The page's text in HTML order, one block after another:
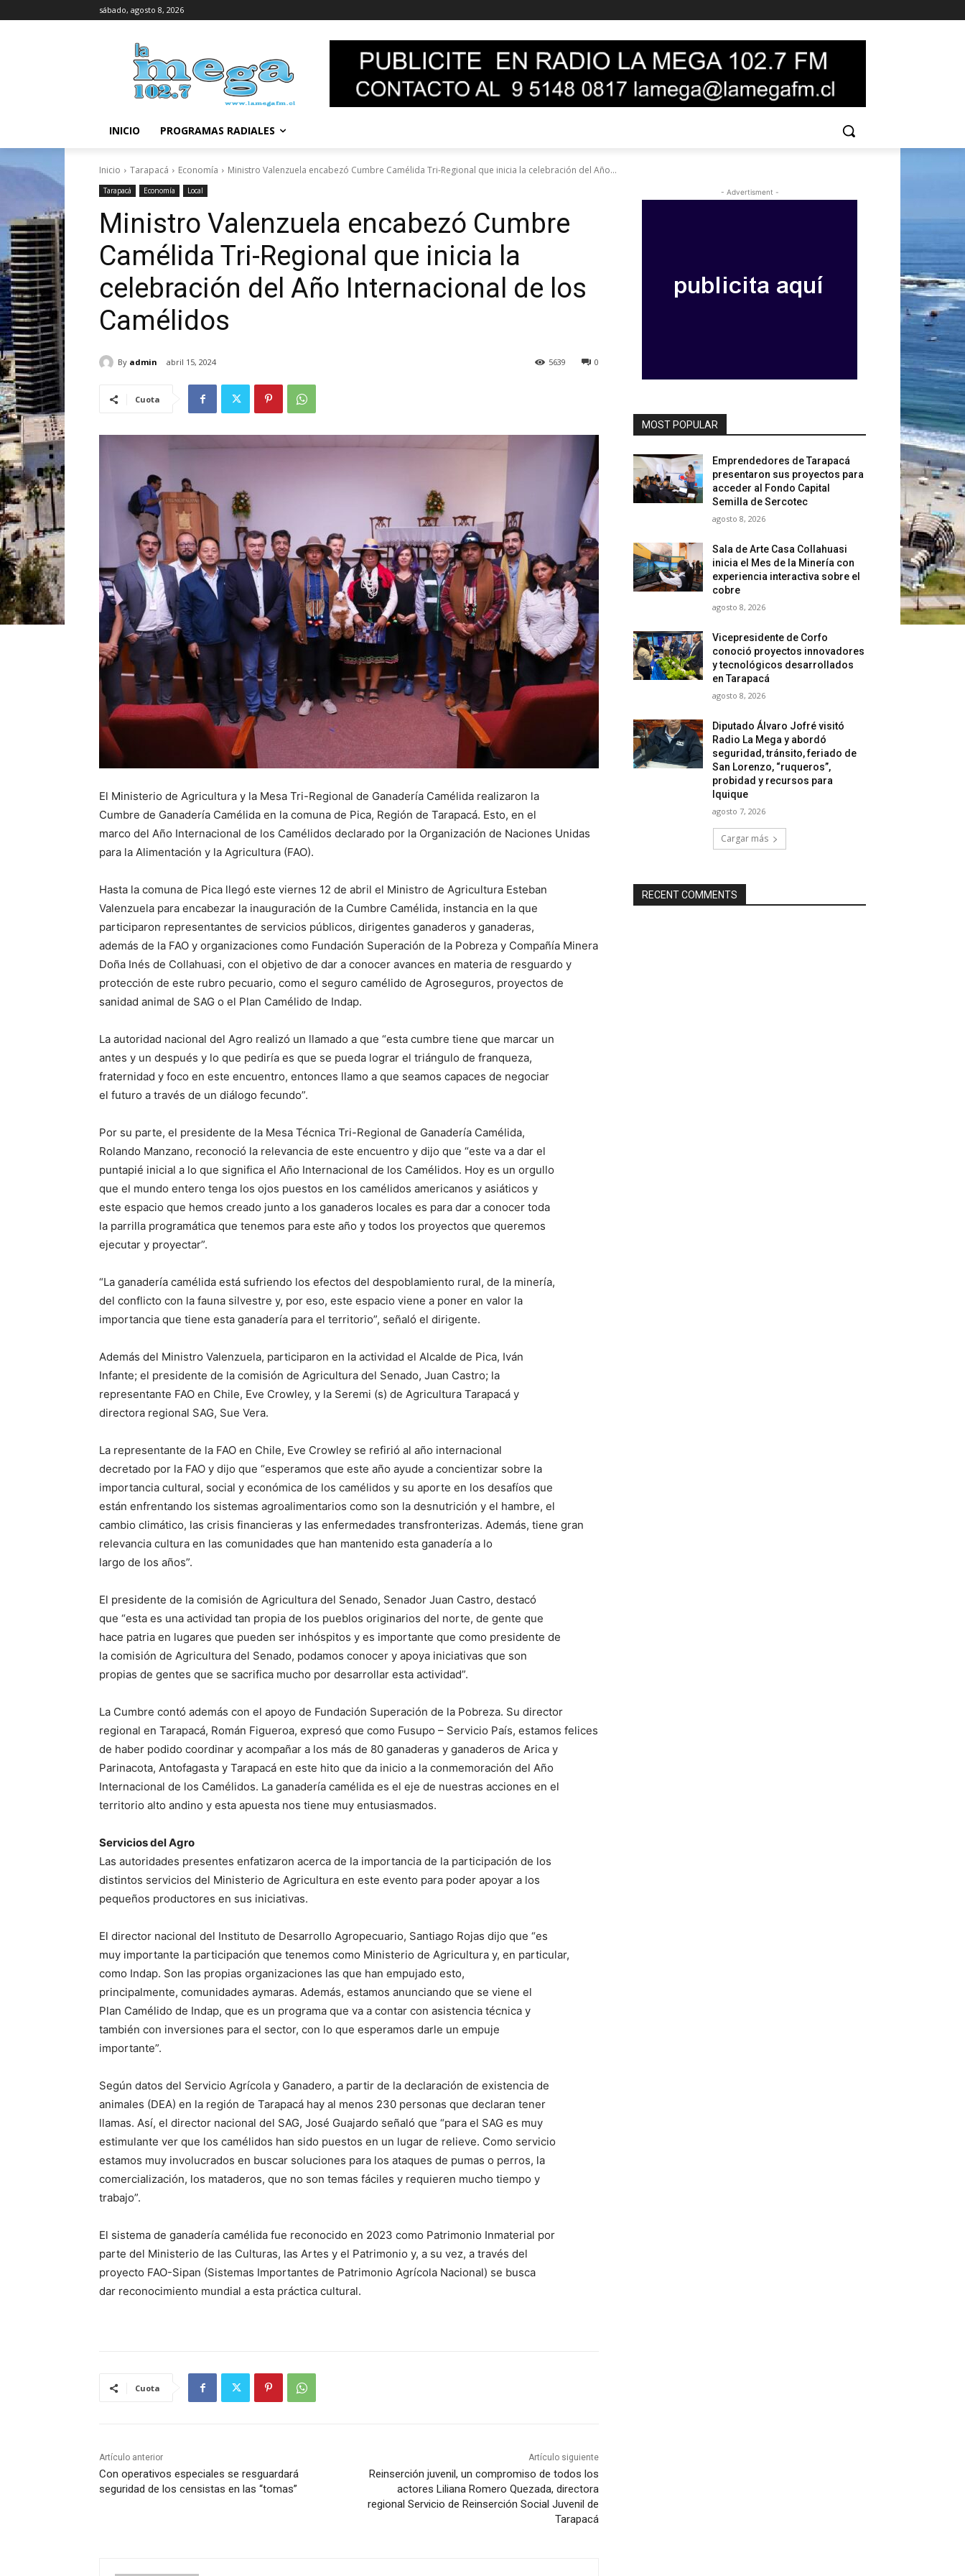
sábado, agosto 8, 2026
INICIO PROGRAMAS RADIALES
Inicio Tarapacá Economía Ministro Valenzuela encabezó Cumbre Camélida Tri-Regional que inicia la celebración del Año...
Tarapacá Economía Local
Ministro Valenzuela encabezó Cumbre
Camélida Tri-Regional que inicia la
celebración del Año Internacional de los
Camélidos
By admin abril 15, 2024 0
5639
Cuota
El Ministerio de Agricultura y la Mesa Tri-Regional de Ganadería Camélida realizaron la
Cumbre de Ganadería Camélida en la comuna de Pica, Región de Tarapacá. Esto, en el
marco del Año Internacional de los Camélidos declarado por la Organización de Naciones Unidas
para la Alimentación y la Agricultura (FAO).
Hasta la comuna de Pica llegó este viernes 12 de abril el Ministro de Agricultura Esteban
Valenzuela para encabezar la inauguración de la Cumbre Camélida, instancia en la que
participaron representantes de servicios públicos, dirigentes ganaderos y ganaderas,
además de la FAO y organizaciones como Fundación Superación de la Pobreza y Compañía Minera
Doña Inés de Collahuasi, con el objetivo de dar a conocer avances en materia de resguardo y
protección de este rubro pecuario, como el seguro camélido de Agroseguros, proyectos de
sanidad animal de SAG o el Plan Camélido de Indap.
La autoridad nacional del Agro realizó un llamado a que “esta cumbre tiene que marcar un
antes y un después y lo que pediría es que se pueda lograr el triángulo de franqueza,
fraternidad y foco en este encuentro, entonces llamo a que seamos capaces de negociar
el futuro a través de un diálogo fecundo”.
Por su parte, el presidente de la Mesa Técnica Tri-Regional de Ganadería Camélida,
Rolando Manzano, reconoció la relevancia de este encuentro y dijo que “este va a dar el
puntapié inicial a lo que significa el Año Internacional de los Camélidos. Hoy es un orgullo
que el mundo entero tenga los ojos puestos en los camélidos americanos y asiáticos y
este espacio que hemos creado junto a los ganaderos locales es para dar a conocer toda
la parrilla programática que tenemos para este año y todos los proyectos que queremos
ejecutar y proyectar”.
“La ganadería camélida está sufriendo los efectos del despoblamiento rural, de la minería,
del conflicto con la fauna silvestre y, por eso, este espacio viene a poner en valor la
importancia que tiene esta ganadería para el territorio”, señaló el dirigente.
Además del Ministro Valenzuela, participaron en la actividad el Alcalde de Pica, Iván
Infante; el presidente de la comisión de Agricultura del Senado, Juan Castro; la
representante FAO en Chile, Eve Crowley, y la Seremi (s) de Agricultura Tarapacá y
directora regional SAG, Sue Vera.
La representante de la FAO en Chile, Eve Crowley se refirió al año internacional
decretado por la FAO y dijo que “esperamos que este año ayude a concientizar sobre la
importancia cultural, social y económica de los camélidos y su aporte en los desafíos que
están enfrentando los sistemas agroalimentarios como son la desnutrición y el hambre, el
cambio climático, las crisis financieras y las enfermedades transfronterizas. Además, tiene gran
relevancia cultura en las comunidades que han mantenido esta ganadería a lo
largo de los años”.
El presidente de la comisión de Agricultura del Senado, Senador Juan Castro, destacó
que “esta es una actividad tan propia de los pueblos originarios del norte, de gente que
hace patria en lugares que pueden ser inhóspitos y es importante que como presidente de
la comisión de Agricultura del Senado, podamos conocer y apoya iniciativas que son
propias de gentes que se sacrifica mucho por desarrollar esta actividad”.
La Cumbre contó además con el apoyo de Fundación Superación de la Pobreza. Su director
regional en Tarapacá, Román Figueroa, expresó que como Fusupo – Servicio País, estamos felices
de haber podido coordinar y acompañar a los más de 80 ganaderas y ganaderos de Arica y
Parinacota, Antofagasta y Tarapacá en este hito que da inicio a la conmemoración del Año
Internacional de los Camélidos. La ganadería camélida es el eje de nuestras acciones en el
territorio alto andino y esta apuesta nos tiene muy entusiasmados.
Servicios del Agro
Las autoridades presentes enfatizaron acerca de la importancia de la participación de los
distintos servicios del Ministerio de Agricultura en este evento para poder apoyar a los
pequeños productores en sus iniciativas.
El director nacional del Instituto de Desarrollo Agropecuario, Santiago Rojas dijo que “es
muy importante la participación que tenemos como Ministerio de Agricultura y, en particular,
como Indap. Son las propias organizaciones las que han empujado esto,
principalmente, comunidades aymaras. Además, estamos anunciando que se viene el
Plan Camélido de Indap, que es un programa que va a contar con asistencia técnica y
también con inversiones para el sector, con lo que esperamos darle un empuje
importante”.
Según datos del Servicio Agrícola y Ganadero, a partir de la declaración de existencia de
animales (DEA) en la región de Tarapacá hay al menos 230 personas que declaran tener
llamas. Así, el director nacional del SAG, José Guajardo señaló que “para el SAG es muy
estimulante ver que los camélidos han sido puestos en un lugar de relieve. Como servicio
estamos muy involucrados en buscar soluciones para los ataques de pumas o perros, la
comercialización, los mataderos, que no son temas fáciles y requieren mucho tiempo y
trabajo”.
El sistema de ganadería camélida fue reconocido en 2023 como Patrimonio Inmaterial por
parte del Ministerio de las Culturas, las Artes y el Patrimonio y, a su vez, a través del
proyecto FAO-Sipan (Sistemas Importantes de Patrimonio Agrícola Nacional) se busca
dar reconocimiento mundial a esta práctica cultural.
Cuota
Artículo anterior
Con operativos especiales se resguardará
seguridad de los censistas en las “tomas”
Artículo siguiente
Reinserción juvenil, un compromiso de todos los
actores Liliana Romero Quezada, directora
regional Servicio de Reinserción Social Juvenil de
Tarapacá
- Advertisment -
MOST POPULAR
Emprendedores de Tarapacá
presentaron sus proyectos para
acceder al Fondo Capital
Semilla de Sercotec
agosto 8, 2026
Sala de Arte Casa Collahuasi
inicia el Mes de la Minería con
experiencia interactiva sobre el
cobre
agosto 8, 2026
Vicepresidente de Corfo
conoció proyectos innovadores
y tecnológicos desarrollados
en Tarapacá
agosto 8, 2026
Diputado Álvaro Jofré visitó
Radio La Mega y abordó
seguridad, tránsito, feriado de
San Lorenzo, “ruqueros”,
probidad y recursos para
Iquique
agosto 7, 2026
Cargar más
RECENT COMMENTS